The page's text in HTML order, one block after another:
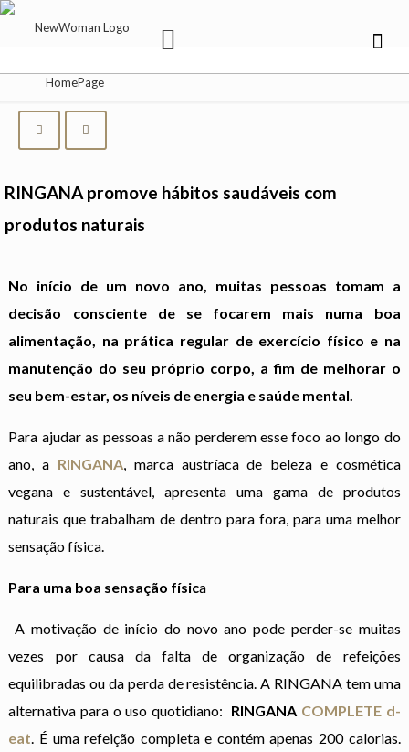
RINGANA promove hábitos saudáveis com
produtos naturais
No início de um novo ano, muitas pessoas tomam a
decisão consciente de se focarem mais numa boa
alimentação, na prática regular de exercício físico e na
manutenção do seu próprio corpo, a fim de melhorar o
seu bem-estar, os níveis de energia e saúde mental.
Para ajudar as pessoas a não perderem esse foco ao longo do
ano, a RINGANA, marca austríaca de beleza e cosmética
vegana e sustentável, apresenta uma gama de produtos
naturais que trabalham de dentro para fora, para uma melhor
sensação física.
Para uma boa sensação física
A motivação de início do novo ano pode perder-se muitas
vezes por causa da falta de organização de refeições
equilibradas ou da perda de resistência. A RINGANA tem uma
alternativa para o uso quotidiano: RINGANA COMPLETE d-
eat. É uma refeição completa e contém apenas 200 calorias.